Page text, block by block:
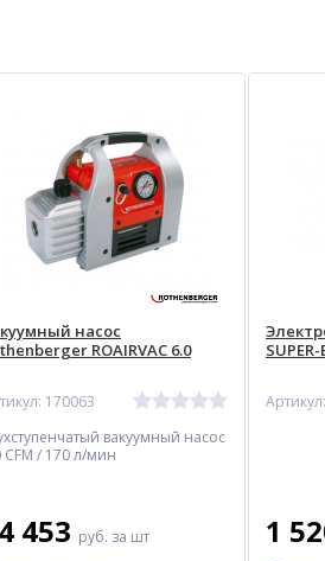
насос
ROAIRVAC 6.0
170063
вакуумный насос
CFM / 170 л/мин
453 руб. за шт
1